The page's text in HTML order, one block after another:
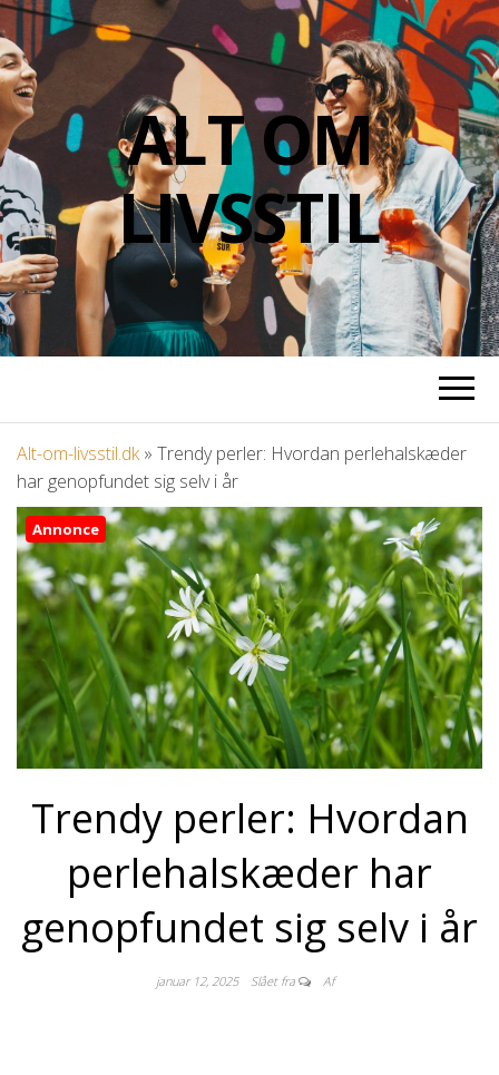
ALT OM
LIVSSTIL
Alt-om-livsstil.dk» Trendy perler: Hvordan perlehalskæder
har genopfundet sig selv i år
Annonce
Trendy perler: Hvordan
perlehalskæder har
genopfundet sig selv i år
januar 12, 2025 Slået fra Af